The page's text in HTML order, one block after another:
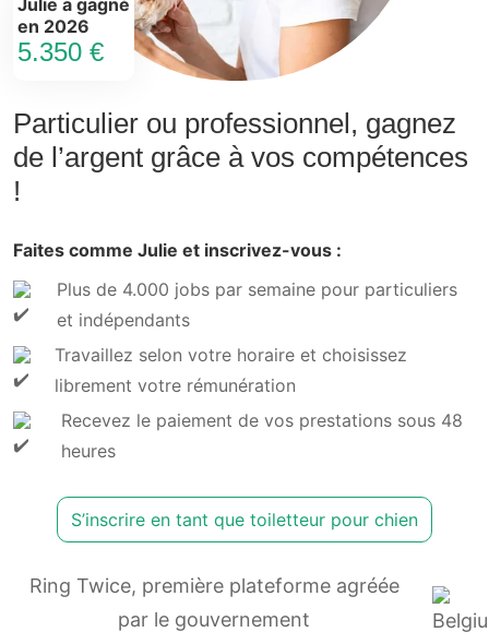
Particulier ou professionnel, gagnez
de l’argent grâce à vos compétences
!
Faites comme Julie et inscrivez-vous :
Plus de 4.000 jobs par semaine pour particuliers
et indépendants
Travaillez selon votre horaire et choisissez
librement votre rémunération
Recevez le paiement de vos prestations sous 48
heures
S’inscrire en tant que toiletteur pour chien
Julie a gagné
en 2026
5.350 €
Ring Twice, première plateforme agréée
par le gouvernement